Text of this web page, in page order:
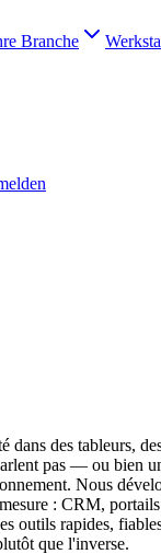
Branche
dans des tableurs,
pas — ou bien
Nous
: CRM,
outils rapides,
que l'inverse.